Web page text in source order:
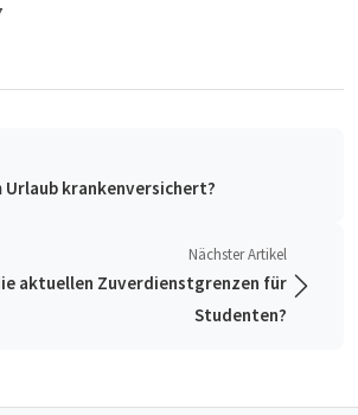
Urlaub krankenversichert?
Nächster Artikel
aktuellen Zuverdienstgrenzen für
Studenten?